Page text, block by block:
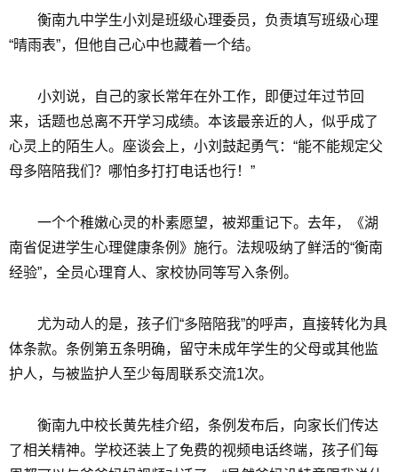
衡南九中学生小刘是班级心理委员，负责填写班级心理
“晴雨表”，但他自己心中也藏着一个结。
小刘说，自己的家长常年在外工作，即便过年过节回
来，话题也总离不开学习成绩。本该最亲近的人，似乎成了
心灵上的陌生人。座谈会上，小刘鼓起勇气：“能不能规定父
母多陪陪我们？哪怕多打打电话也行！”
一个个稚嫩心灵的朴素愿望，被郑重记下。去年，《湖
南省促进学生心理健康条例》施行。法规吸纳了鲜活的“衡南
经验”，全员心理育人、家校协同等写入条例。
尤为动人的是，孩子们“多陪陪我”的呼声，直接转化为具
体条款。条例第五条明确，留守未成年学生的父母或其他监
护人，与被监护人至少每周联系交流1次。
衡南九中校长黄先桂介绍，条例发布后，向家长们传达
了相关精神。学校还装上了免费的视频电话终端，孩子们每